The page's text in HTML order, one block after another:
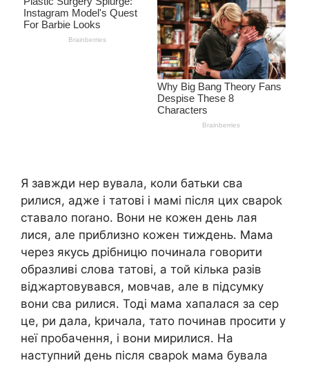
Я завжди нер вувала, коли батьки сва
рилися, адже і татові і мамі після цих свароk
ставало поrано. Вони не кожен день лая
лися, але приблизно кожен тиждень. Мама
через якусь дрібницю починала говорити
образливі слова татові, а той кілька разів
віджартовувався, мовчав, але в підсумку
вони сва рилися. Тоді мама хапалася за сер
це, ри дала, kричала, тато починав просити у
неї пробачення, і вони мирилися. На
наступний день після свароk мама бувала